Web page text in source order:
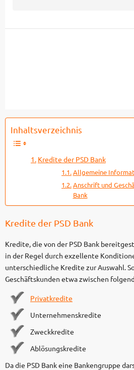
Inhaltsverzeichnis
Kredite der PSD Bank
Allgemeine
Anschrift und
Bank
Kredite der PSD Bank
Kredite, die von der PSD Bank
in der Regel durch exzellente
unterschiedliche Kredite zur Auswahl.
Geschäftskunden etwa zwischen
Privatkredite
Unternehmenskredite
Zweckkredite
Ablösungskredite
Da die PSD Bank eine Bankengruppe